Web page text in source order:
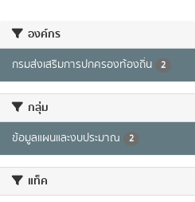
องค์กร
กรมส่งเสริมการปกครองท้องถิ่น 2
กลุ่ม
ข้อมูลแผนและงบประมาณ 2
แท็ค